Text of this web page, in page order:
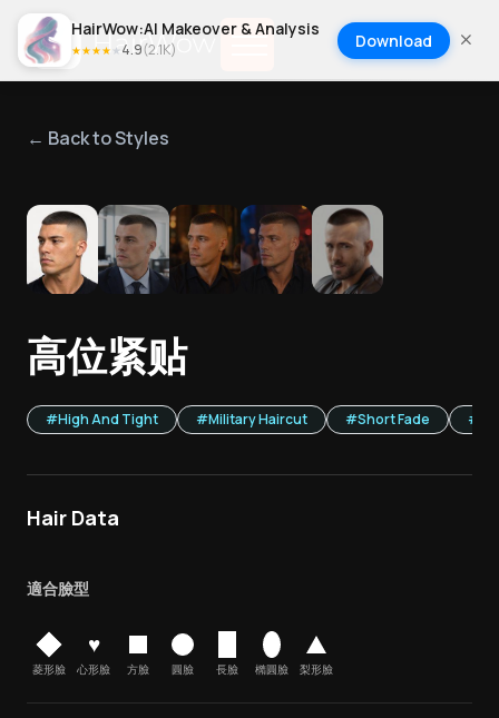
HairWow:AI Makeover & Analysis
★★★★ ★4.9(2.1K) Download
← Back to Styles
高位紧贴
#High And Tight #Military Haircut #Short Fade #
Hair Data
適合臉型
菱形臉
♥
心形臉 方臉 圓臉 長臉 橢圓臉 梨形臉